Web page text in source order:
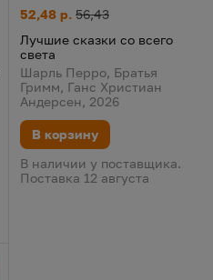
до 3 лет
Лучшие сказки со всего света
Цена:
52,48 р.
Старая цена:
56,43
Лучшие сказки со всего
света
Шарль Перро, Братья
Гримм, Ганс Христиан
Андерсен, 2026
В корзину
В наличии у поставщика.
Поставка 12 августа